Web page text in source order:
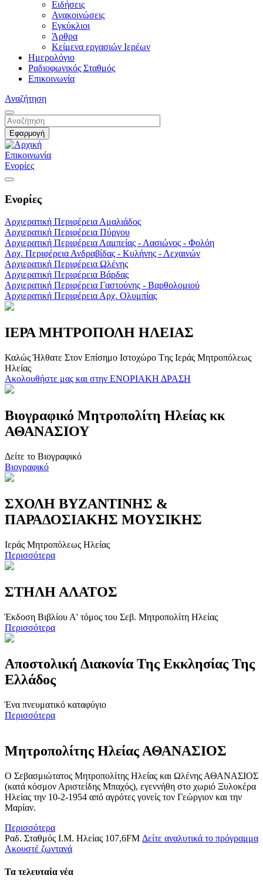
Ειδήσεις
Ανακοινώσεις
Εγκύκλιοι
Άρθρα
Κείμενα εργασιών Ιερέων
Ημερολόγιο
Ραδιοφωνικός Σταθμός
Επικοινωνία
Αναζήτηση
Επικοινωνία
Ενορίες
Ενορίες
Αρχιερατική Περιφέρεια Αμαλιάδος
Αρχιερατική Περιφέρεια Πύργου
Αρχιερατική Περιφέρεια Λαμπείας - Λασιώνος - Φολόη
Αρχ. Περιφέρεια Ανδραβίδας - Κυλήνης - Λεχαινών
Αρχιερατική Περιφέρεια Ωλένης
Αρχιερατική Περιφέρεια Βάρδας
Αρχιερατική Περιφέρεια Γαστούνης - Βαρθολομιού
Αρχιερατική Περιφέρεια Αρχ. Ολυμπίας
ΙΕΡΑ ΜΗΤΡΟΠΟΛΗ ΗΛΕΙΑΣ
Καλώς Ήλθατε Στον Επίσημο Iστοχώρο Tης Ιεράς Μητροπόλεως
Ηλείας
Ακολουθήστε μας και στην ΕΝΟΡΙΑΚΗ ΔΡΑΣΗ
Βιογραφικό Μητροπολίτη Ηλείας κκ
ΑΘΑΝΑΣΙΟΥ
Δείτε το Βιογραφικό
Βιογραφικό
ΣΧΟΛΗ ΒΥΖΑΝΤΙΝΗΣ &
ΠΑΡΑΔΟΣΙΑΚΗΣ ΜΟΥΣΙΚΗΣ
Ιεράς Μητροπόλεως Ηλείας
Περισσότερα
ΣΤΗΛΗ ΑΛΑΤΟΣ
Έκδοση Βιβλίου Α' τόμος του Σεβ. Μητροπολίτη Ηλείας
Περισσότερα
Αποστολική Διακονία Της Εκκλησίας Της
Ελλάδος
Ένα πνευματικό καταφύγιο
Περισσότερα
Μητροπολίτης Ηλείας ΑΘΑΝΑΣΙΟΣ
Ο Σεβασμιώτατος Μητροπολίτης Ηλείας και Ωλένης ΑΘΑΝΑΣΙΟΣ
(κατά κόσμον Αριστείδης Μπαχός), εγεννήθη στο χωριό Ξυλοκέρα
Ηλείας την 10-2-1954 από αγρότες γονείς τον Γεώργιον και την
Μαρίαν.
Περισσότερα
Ραδ. Σταθμός Ι.Μ. Ηλείας 107,6FM Δείτε αναλυτικά το πρόγραμμα
Aκουστέ ζωντανά
Τα τελευταία νέα